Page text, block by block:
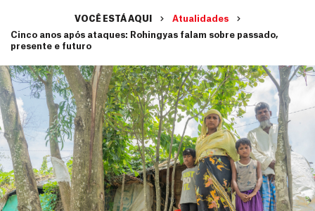
VOCÊ ESTÁ AQUI
Atualidades
Cinco anos após ataques: Rohingyas falam sobre passado,
presente e futuro